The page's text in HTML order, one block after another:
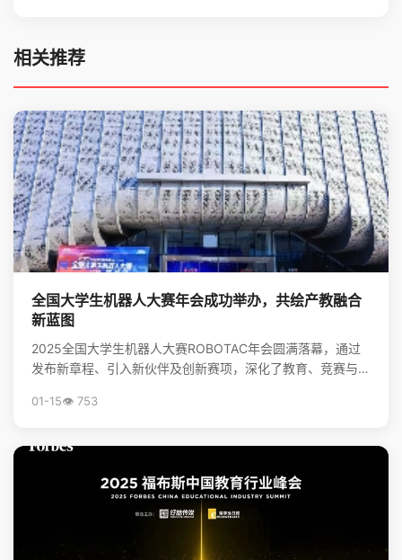
相关推荐
全国大学生机器人大赛年会成功举办，共绘产教融合
新蓝图
2025全国大学生机器人大赛ROBOTAC年会圆满落幕，通过
发布新章程、引入新伙伴及创新赛项，深化了教育、竞赛与产
01-15👁️ 753